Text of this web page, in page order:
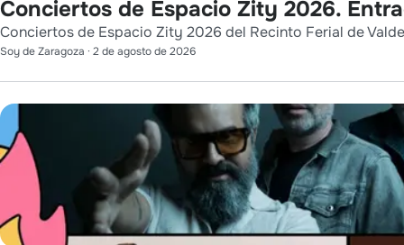
Conciertos de Espacio Zity 2026.
Conciertos de Espacio Zity 2026 del Recinto Ferial de
Soy de Zaragoza · 2 de agosto de 2026